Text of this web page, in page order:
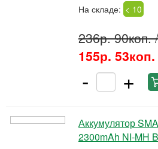
На складе: < 10
236р. 90коп.
155р. 53коп.
- +
Аккумулятор
2300mAh NI-MH